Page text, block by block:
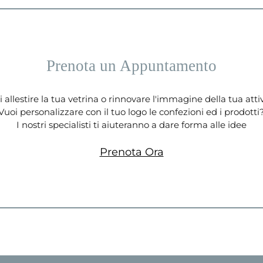
Prenota un Appuntamento
allestire la tua vetrina o rinnovare l'immagine della tua
personalizzare con il tuo logo le confezioni ed i
I nostri specialisti ti aiuteranno a dare forma alle idee
Prenota Ora